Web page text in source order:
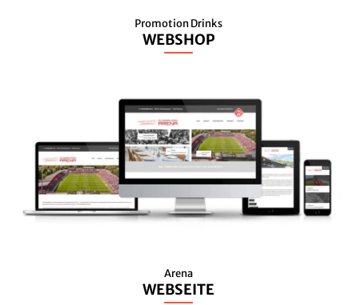
Promotion Drinks
WEBSHOP
Arena
WEBSEITE